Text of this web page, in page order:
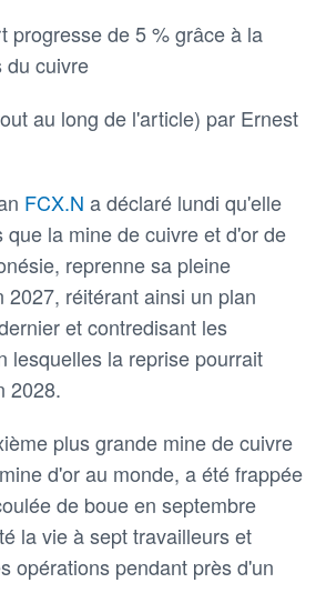
progresse de 5 % grâce à la
du cuivre
au long de l'article) par Ernest
FCX.N a déclaré lundi qu'elle
que la mine de cuivre et d'or de
reprenne sa pleine
2027, réitérant ainsi un plan
et contredisant les
lesquelles la reprise pourrait
2028.
plus grande mine de cuivre
d'or au monde, a été frappée
de boue en septembre
la vie à sept travailleurs et
opérations pendant près d'un